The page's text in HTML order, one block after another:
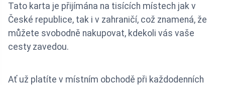
Tato karta je přijímána na tisících místech jak v
České republice, tak i v zahraničí, což znamená, že
můžete svobodně nakupovat, kdekoli vás vaše
cesty zavedou.
Ať už platíte v místním obchodě při každodenních